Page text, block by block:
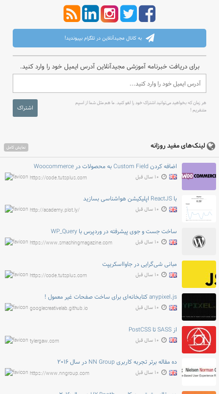
به کانال مجیدآنلاین در تلگرام بپیوندید!
برای دریافت خبرنامه آموزشی مجیدآنلاین آدرس ایمیل خود را وارد کنید.
هر زمان که بخواهید می‌توانید اشتراک خود را لغو کنید. ما هم مثل شما از اسپم
متنفریم !
اشتراک
لینک‌های مفید روزانه نمایش کامل
اضافه کردن Custom Field به محصولات در Woocommerce
https://code.tutsplus.com ۱۰ سال قبل
با ReactJS اپلیکیشن هواشناسی بسازید
http://academy.plot.ly/ ۱۰ سال قبل
ساخت جست و جوی پیشرفته در وردپرس با WP_Query
https://www.smashingmagazine.com ۱۰ سال قبل
مبانی شی‌گرایی در جاوااسکریپت
https://code.tutsplus.com ۱۰ سال قبل
anypixel.js کتابخانه‌ای برای ساخت صفحات غیر معمول !
googlecreativelab.github.io ۱۰ سال قبل
از SASS تا PostCSS
tylergaw.com ۱۰ سال قبل
ده مقاله برتر تجربه کاربری NN Group در سال ۲۰۱۶
https://www.nngroup.com ۱۰ سال قبل